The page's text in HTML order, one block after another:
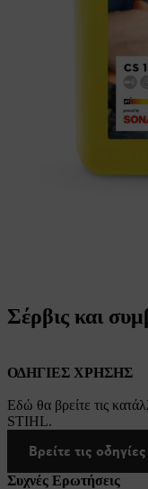
Σέρβις και
ΟΔΗΓΙΕΣ ΧΡΗΣΗΣ
Εδώ θα βρείτε τις
STIHL.
Βρείτε τις
Συχνές Ερωτήσεις